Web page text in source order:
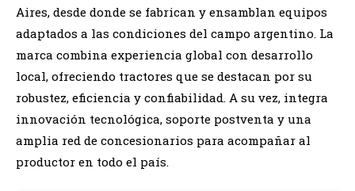
Aires, desde donde se fabrican y ensamblan equipos
adaptados a las condiciones del campo argentino. La
marca combina experiencia global con desarrollo
local, ofreciendo tractores que se destacan por su
robustez, eficiencia y confiabilidad. A su vez, integra
innovación tecnológica, soporte postventa y una
amplia red de concesionarios para acompañar al
productor en todo el país.